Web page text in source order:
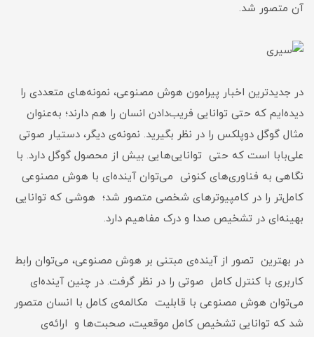
آن متصور شد.
در جدیدترین اخبار پیرامون هوش مصنوعی، نمونه‌های متعددی را
دیده‌ایم که حتی توانایی فریب‌دادن انسان را هم دارند؛ به‌عنوان
مثال گوگل دوپلکس را در نظر بگیرید. نمونه‌ی دیگر، دستیار صوتی
علی‌بابا است که حتی توانایی‌هایی بیش از محصول گوگل دارد. با
نگاهی به فناوری‌های کنونی می‌توان آینده‌ای با هوش مصنوعی
کامل‌تر را در کامپیوترهای شخصی متصور شد؛ هوشی که توانایی
بهینه‌ای در تشخیص صدا و درک مفاهیم دارد.
در بهترین تصور از آینده‌ی مبتنی بر هوش مصنوعی، می‌توان رابط
کاربری با کنترل کامل صوتی را در نظر گرفت. در چنین آینده‌ای
می‌توان هوش مصنوعی با قابلیت مکالمه‌ی کامل با انسان متصور
شد که توانایی تشخیص کامل موقعیت، صحبت‌ها و ارائه‌ی